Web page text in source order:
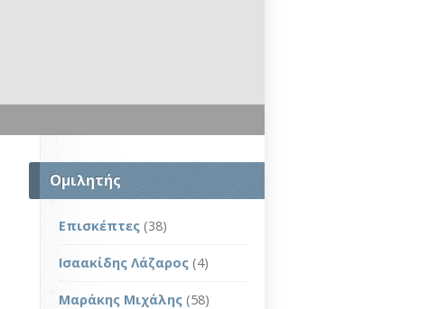
Ομιλητής
Επισκέπτες (38)
Ισαακίδης Λάζαρος (4)
Μαράκης Μιχάλης (58)